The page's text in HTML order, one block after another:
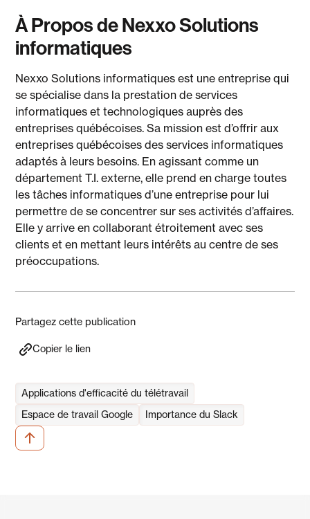
À Propos de Nexxo Solutions
informatiques
Nexxo Solutions informatiques est une entreprise qui
se spécialise dans la prestation de services
informatiques et technologiques auprès des
entreprises québécoises. Sa mission est d’offrir aux
entreprises québécoises des services informatiques
adaptés à leurs besoins. En agissant comme un
département T.I. externe, elle prend en charge toutes
les tâches informatiques d’une entreprise pour lui
permettre de se concentrer sur ses activités d’affaires.
Elle y arrive en collaborant étroitement avec ses
clients et en mettant leurs intérêts au centre de ses
préoccupations.
Partagez cette publication
Copier le lien
Applications d'efficacité du télétravail
Espace de travail Google
Importance du Slack